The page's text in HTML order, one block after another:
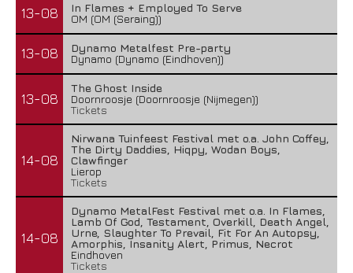
13-08
In Flames + Employed To Serve
OM (OM (Seraing))
13-08
Dynamo Metalfest Pre-party
Dynamo (Dynamo (Eindhoven))
13-08
The Ghost Inside
Doornroosje (Doornroosje (Nijmegen))
Tickets
14-08
Nirwana Tuinfeest Festival met o.a. John Coffey,
The Dirty Daddies, Hiqpy, Wodan Boys,
Clawfinger
Lierop
Tickets
14-08
Dynamo MetalFest Festival met o.a. In Flames,
Lamb Of God, Testament, Overkill, Death Angel,
Urne, Slaughter To Prevail, Fit For An Autopsy,
Amorphis, Insanity Alert, Primus, Necrot
Eindhoven
Tickets